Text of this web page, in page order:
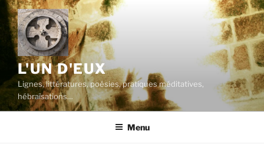
Aller
au
contenu
principal
L'UN D'EUX
Lignes, littératures, poésies, pratiques méditatives,
hébraïsations…
Menu